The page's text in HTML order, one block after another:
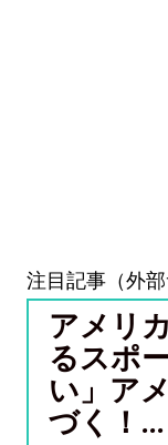
注目記事（外部
アメリ
るスポ
い」ア
づく！...